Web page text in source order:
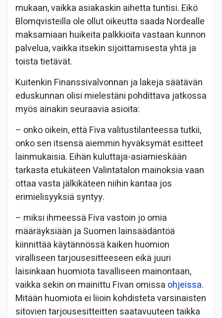
mukaan, vaikka asiakaskin aihetta tuntisi. Eikö
Blomqvisteilla ole ollut oikeutta saada Nordealle
maksamiaan huikeita palkkioita vastaan kunnon
palvelua, vaikka itsekin sijoittamisesta yhtä ja
toista tietävät.
Kuitenkin Finanssivalvonnan ja lakeja säätävän
eduskunnan olisi mielestäni pohdittava jatkossa
myös ainakin seuraavia asioita:
– onko oikein, että Fiva valitustilanteessa tutkii,
onko sen itsensä aiemmin hyväksymät esitteet
lainmukaisia. Eihän kuluttaja-asiamieskään
tarkasta etukäteen Valintatalon mainoksia vaan
ottaa vasta jälkikäteen niihin kantaa jos
erimielisyyksiä syntyy.
– miksi ihmeessä Fiva vastoin jo omia
määräyksiään ja Suomen lainsäädäntöä
kiinnittää käytännössä kaiken huomion
viralliseen tarjousesitteeseen eikä juuri
laisinkaan huomiota tavalliseen mainontaan,
vaikka sekin on mainittu Fivan omissa ohjeissa.
Mitään huomiota ei liioin kohdisteta varsinaisten
sitovien tarjousesitteitten saatavuuteen taikka